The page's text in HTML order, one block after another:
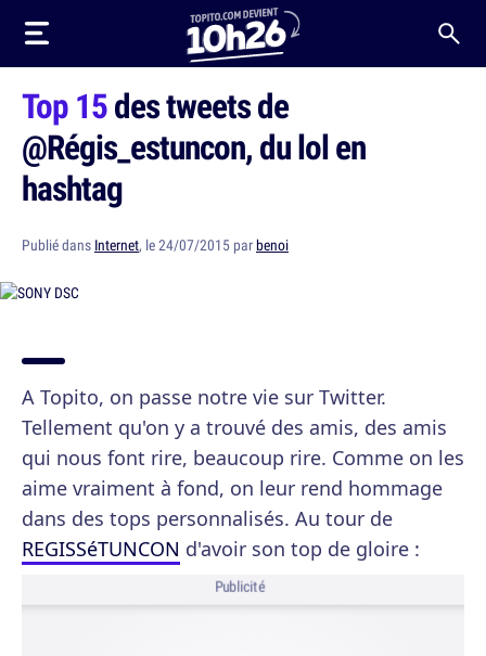
Top 15des tweets de
@Régis_estuncon, du lol en
hashtag
Publié dans Internet, le 24/07/2015 parbenoi
A Topito, on passe notre vie sur Twitter.
Tellement qu'on y a trouvé des amis, des amis
qui nous font rire, beaucoup rire. Comme on les
aime vraiment à fond, on leur rend hommage
dans des tops personnalisés. Au tour de
REGISSéTUNCON d'avoir son top de gloire :
Publicité